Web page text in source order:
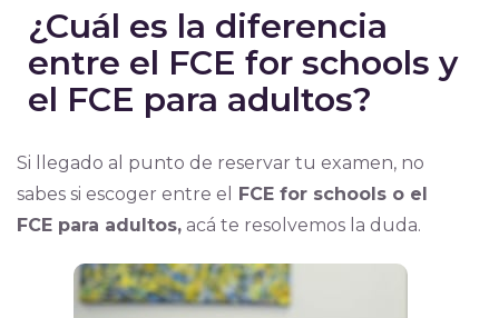
¿Cuál es la diferencia
entre el FCE for schools y
el FCE para adultos?
Si llegado al punto de reservar tu examen, no
sabes si escoger entre el
FCE for schools o el
FCE para adultos,acá te resolvemos la duda.